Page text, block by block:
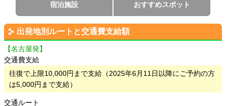
宿泊施設 おすすめスポット
出発地別ルートと交通費支給額
【名古屋発】
交通費支給
往復で上限10,000円まで支給（2025年6月11日以降にご予約の方
は5,000円まで支給）
交通ルート